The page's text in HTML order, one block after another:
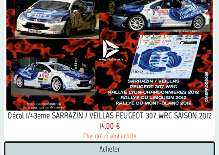
Décal 1/43eme SARRAZIN / VEILLAS PEUGEOT 307 WRC SAISON 2012
14.00 €
Plus qu'un seul article
Acheter